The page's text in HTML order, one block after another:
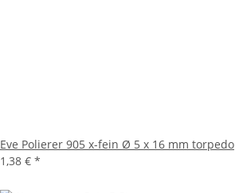
Eve Polierer 905 x-fein Ø 5 x 16 mm torpedo
1,38 € *